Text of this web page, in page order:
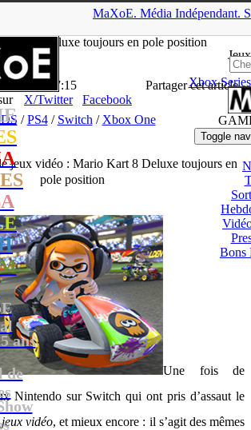
MaXoE. Média Indépendant.
ans
de
Jeux
Xbox
Toggle
Bons
Kart 8 Deluxe toujours en pole position
17:15
Partager cet article
X/Twitter
Facebook
/PS4/ Switch / Xbox One
jeux vidéo : Mario Kart 8 Deluxe toujours en
pole position
Une fois de
Nintendo sur Switch qui ont pris d’assaut le
vidéo, et mieux encore : il s’agit des mêmes